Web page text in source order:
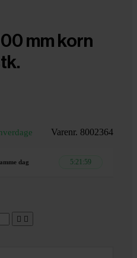
mm korn
Varenr. 8002364
dag 5:21:58
 